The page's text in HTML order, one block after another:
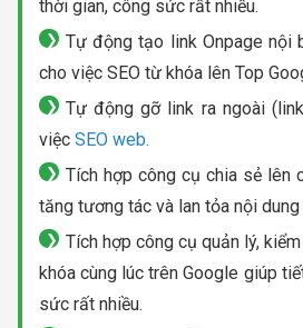
thời gian, công sức rất nhiều.
Tự động tạo link Onpage nội
cho việc SEO từ khóa lên Top
Tự động gỡ link ra ngoài
việc SEO web.
Tích hợp công cụ chia sẻ lên
tăng tương tác và lan tỏa nội
Tích hợp công cụ quản lý,
khóa cùng lúc trên Google giúp
sức rất nhiều.